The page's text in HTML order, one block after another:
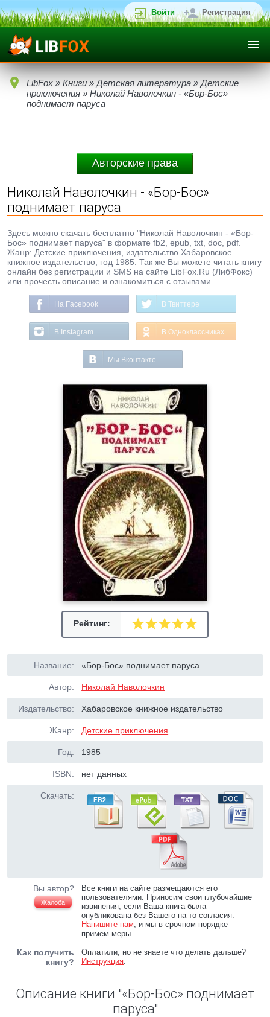
Войти Регистрация
LibFox » Книги » Детская литература » Детские
приключения » Николай Наволочкин - «Бор-Бос»
поднимает паруса
Авторские права
Николай Наволочкин - «Бор-Бос»
поднимает паруса
Здесь можно скачать бесплатно "Николай Наволочкин - «Бор-
Бос» поднимает паруса" в формате fb2, epub, txt, doc, pdf.
Жанр: Детские приключения, издательство Хабаровское
книжное издательство, год 1985. Так же Вы можете читать книгу
онлайн без регистрации и SMS на сайте LibFox.Ru (ЛибФокс)
или прочесть описание и ознакомиться с отзывами.
На Facebook В Твиттере
В Instagram В Одноклассниках
Мы Вконтакте
Рейтинг:
Название: «Бор-Бос» поднимает паруса
Автор: Николай Наволочкин
Издательство: Хабаровское книжное издательство
Жанр: Детские приключения
Год: 1985
ISBN: нет данных
Скачать:
Вы автор?
Жалоба
Все книги на сайте размещаются его
пользователями. Приносим свои глубочайшие
извинения, если Ваша книга была
опубликована без Вашего на то согласия.
Напишите нам, и мы в срочном порядке
примем меры.
Как получить
книгу?
Оплатили, но не знаете что делать дальше?
Инструкция.
Описание книги "«Бор-Бос» поднимает
паруса"